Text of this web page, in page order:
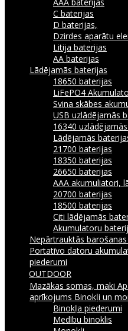
C baterijas
D baterijas,
Dzirdes aparātu
Litija baterijas
AA baterijas
Lādējamās baterijas
18650 baterijas
LiFePO4
Svina skābes
USB uzlādējamās
16340
Lādējamās
21700 baterijas
18350 baterijas
26650 baterijas
AAA akumuliatori,
20700 baterijas
18500 baterijas
Citi lādējamās
Akumulatoru
Nepārtrauktās
Portatīvo datoru
piederumi
OUTDOOR
Mazākas somas, maki
aprīkojums Binokļi un
Binokļa piederumi
Medību binoklis